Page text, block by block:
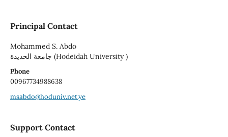
Principal Contact
Mohammed S. Abdo
جامعة الحديدة (Hodeidah University )
Phone
00967734988638
msabdo@hoduniv.net.ye
Support Contact